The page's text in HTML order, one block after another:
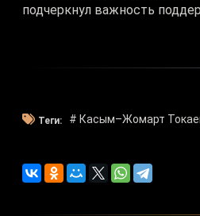
подчеркнул важность
Теги: # Касым–Жомарт